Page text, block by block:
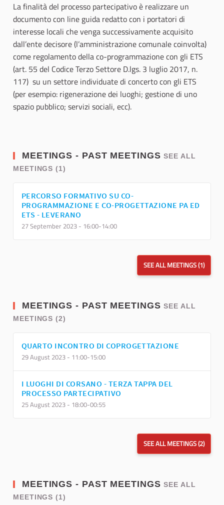
La finalità del processo partecipativo è realizzare un
documento con line guida redatto con i portatori di
interesse locali che venga successivamente acquisito
dall’ente decisore (l’amministrazione comunale coinvolta)
come regolamento della co-programmazione con gli ETS
(art. 55 del Codice Terzo Settore D.lgs. 3 luglio 2017, n.
117) su un settore individuate di concerto con gli ETS
(per esempio: rigenerazione dei luoghi; gestione di uno
spazio pubblico; servizi sociali, ecc).
MEETINGS - PAST MEETINGSSEE ALL
MEETINGS (1)
PERCORSO FORMATIVO SU CO-
PROGRAMMAZIONE E CO-PROGETTAZIONE PA ED
ETS - LEVERANO
27 September 2023 - 16:00-14:00
SEE ALL MEETINGS (1)
MEETINGS - PAST MEETINGSSEE ALL
MEETINGS (2)
QUARTO INCONTRO DI COPROGETTAZIONE
29 August 2023 - 11:00-15:00
I LUOGHI DI CORSANO - TERZA TAPPA DEL
PROCESSO PARTECIPATIVO
25 August 2023 - 18:00-00:55
SEE ALL MEETINGS (2)
MEETINGS - PAST MEETINGSSEE ALL
MEETINGS (1)